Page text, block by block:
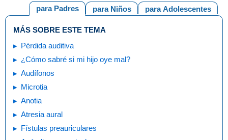
para Adolescentes
para Niños
para Padres
MÁS SOBRE ESTE TEMA
Pérdida auditiva
¿Cómo sabré si mi hijo oye mal?
Audífonos
Microtia
Anotia
Atresia aural
Fístulas preauriculares